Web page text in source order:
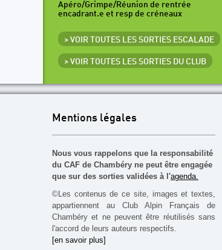
Apéro/Grimpe/Réunion de rentrée
encadrant.e et resp de créneaux
> VOIR TOUTES LES SORTIES ESCALADE
> VOIR TOUTES LES SORTIES DU CLUB
Mentions légales
Nous vous rappelons que la responsabilité
du CAF de Chambéry ne peut être engagée
que sur des sorties validées à l'agenda.
©Les contenus de ce site, images et textes,
appartiennent au Club Alpin Français de
Chambéry et ne peuvent être réutilisés sans
l'accord de leurs auteurs respectifs.
[en savoir plus]